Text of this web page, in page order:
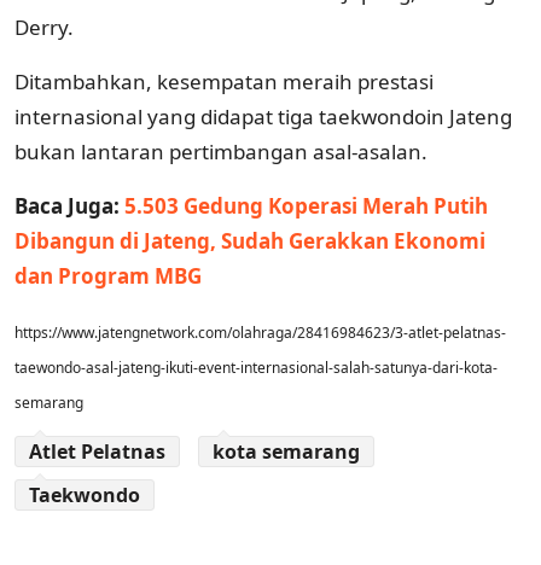
Derry.
Ditambahkan, kesempatan meraih prestasi
internasional yang didapat tiga taekwondoin Jateng
bukan lantaran pertimbangan asal-asalan.
Baca Juga: 5.503 Gedung Koperasi Merah Putih
Dibangun di Jateng, Sudah Gerakkan Ekonomi
dan Program MBG
https://www.jatengnetwork.com/olahraga/28416984623/3-atlet-pelatnas-
taewondo-asal-jateng-ikuti-event-internasional-salah-satunya-dari-kota-
semarang
Atlet Pelatnas
kota semarang
Taekwondo